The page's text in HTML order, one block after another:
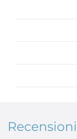
Recensioni